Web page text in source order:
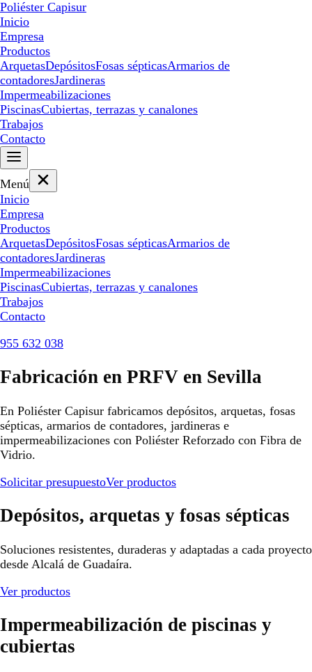
Poliéster Capisur
Inicio
Empresa
Productos
ArquetasDepósitosFosas sépticasArmarios de
contadoresJardineras
Impermeabilizaciones
PiscinasCubiertas, terrazas y canalones
Trabajos
Contacto
Menú
Inicio
Empresa
Productos
ArquetasDepósitosFosas sépticasArmarios de
contadoresJardineras
Impermeabilizaciones
PiscinasCubiertas, terrazas y canalones
Trabajos
Contacto
955 632 038
Fabricación en PRFV en Sevilla
En Poliéster Capisur fabricamos depósitos, arquetas, fosas
sépticas, armarios de contadores, jardineras e
impermeabilizaciones con Poliéster Reforzado con Fibra de
Vidrio.
Solicitar presupuestoVer productos
Depósitos, arquetas y fosas sépticas
Soluciones resistentes, duraderas y adaptadas a cada proyecto
desde Alcalá de Guadaíra.
Ver productos
Impermeabilización de piscinas y
cubiertas